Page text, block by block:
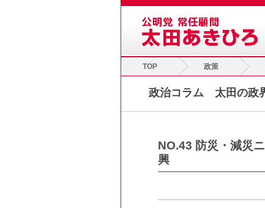
TOP 政策
政治コラム 太田の政
NO.43 防災・減災
興